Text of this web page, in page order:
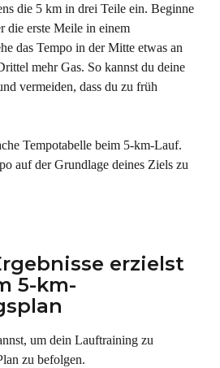
die 5 km in drei Teile ein. Beginne
die erste Meile in einem
das Tempo in der Mitte etwas an
mehr Gas. So kannst du deine
vermeiden, dass du zu früh
Tempotabelle beim 5-km-Lauf.
auf der Grundlage deines Ziels zu
erzielst
5-km-
um dein Lauftraining zu
zu befolgen.